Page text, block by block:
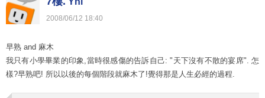
2008/06/12 18:40
早熟 and 麻木
我只有小學畢業的印象,當時很感傷的告訴自己: "天下沒有不散的宴席". 怎
樣?早熟吧! 所以以後的每個階段就麻木了!覺得那是人生必經的過程.